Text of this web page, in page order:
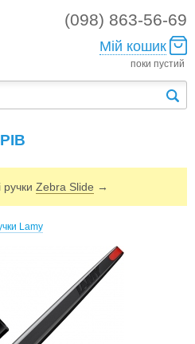
(098) 863-56-69
Мій кошик
поки пустий
ручки Zebra Slide →
Lamy